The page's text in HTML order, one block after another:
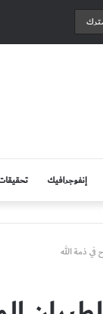
إنفوجرافيك
في ذمة الله